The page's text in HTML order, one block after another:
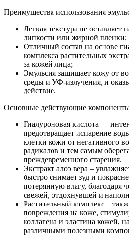
эмульсия
гиалуроновой
кислотой
Преимущества использования
Легкая текстура не
липкости или жирной пленки;
Отличный состав на основе
комплекса растительных
за кожей лица;
Эмульсия защищает кожу от
среды и УФ-излучения, и
действие.
Основные действующие
Гиалуроновая кислота —
предотвращает испарение
клетки кожи от негативного
радикалов и тем самым
преждевременного старения.
Экстракт алоэ вера –
быстро снимает зуд и
потерянную влагу, благодаря
свежей, отдохнувшей и
Растительный комплекс –
повреждения на коже,
коллагена и эластина кожей,
различными полезными